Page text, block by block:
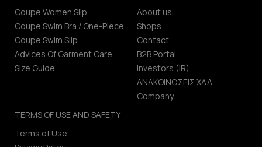
Coupe Women Slip
Coupe Swim Bra / One-Piece
Coupe Swim Slip
Advices Of Garment Care
Size Guide
About us
Shops
Contact
B2B Portal
Investors (IR)
ΑΝΑΚΟΙΝΩΣΕΙΣ ΧΑΑ
Company
TERMS OF USE AND SAFETY
Terms of Use